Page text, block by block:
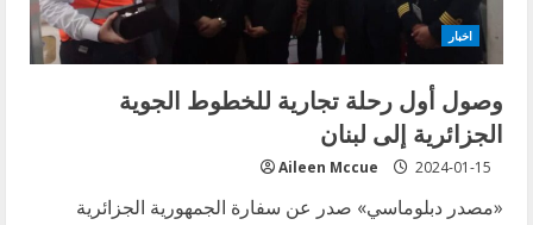
اخبار
وصول أول رحلة تجارية للخطوط الجوية
الجزائرية إلى لبنان
Aileen Mccue 2024-01-15
«مصدر دبلوماسي» صدر عن سفارة الجمهورية الجزائرية